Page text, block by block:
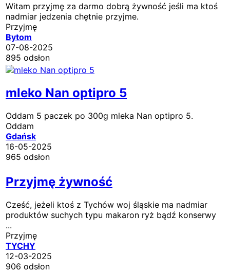
Witam przyjmę za darmo dobrą żywność jeśli ma ktoś
nadmiar jedzenia chętnie przyjme.
Przyjmę
Bytom
07-08-2025
895 odsłon
mleko Nan optipro 5
Oddam 5 paczek po 300g mleka Nan optipro 5.
Oddam
Gdańsk
16-05-2025
965 odsłon
Przyjmę żywność
Cześć, jeżeli ktoś z Tychów woj śląskie ma nadmiar
produktów suchych typu makaron ryż bądź konserwy
...
Przyjmę
TYCHY
12-03-2025
906 odsłon